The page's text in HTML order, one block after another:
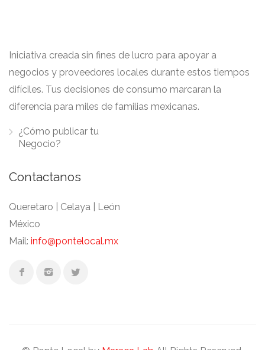
Iniciativa creada sin fines de lucro para apoyar a
negocios y proveedores locales durante estos tiempos
difíciles. Tus decisiones de consumo marcaran la
diferencia para miles de familias mexicanas.
¿Cómo publicar tu
Negocio?
Contactanos
Queretaro | Celaya | León
México
Mail: info@pontelocal.mx